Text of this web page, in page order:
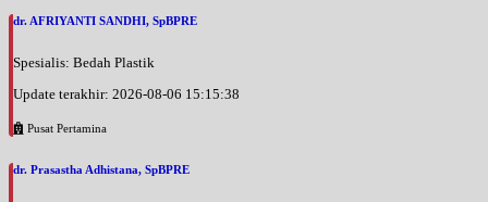
dr. AFRIYANTI SANDHI, SpBPRE
Spesialis: Bedah Plastik
Update terakhir: 2026-08-06 15:15:38
Pusat Pertamina
dr. Prasastha Adhistana, SpBPRE